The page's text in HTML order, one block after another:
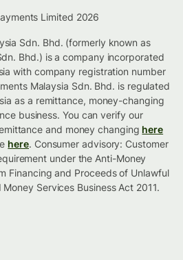
Limited 2026
Sdn. Bhd. (formerly known as
Bhd.) is a company incorporated
with company registration number
Malaysia Sdn. Bhd. is regulated
as a remittance, money-changing
business. You can verify our
and money changing here
here. Consumer advisory: Customer
under the Anti-Money
Financing and Proceeds of Unlawful
Services Business Act 2011.